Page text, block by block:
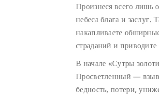
Произнеся всего лишь
небеса блага и заслуг.
накапливаете
страданий и
В начале «Сутры
Просветленный —
бедность, потери,